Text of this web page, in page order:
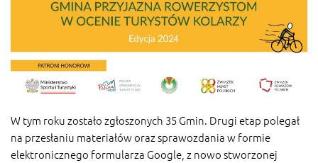
W tym roku zostało zgłoszonych 35 Gmin. Drugi etap polegał
na przesłaniu materiałów oraz sprawozdania w formie
elektronicznego formularza Google, z nowo stworzonej